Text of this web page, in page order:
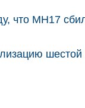
что MH17